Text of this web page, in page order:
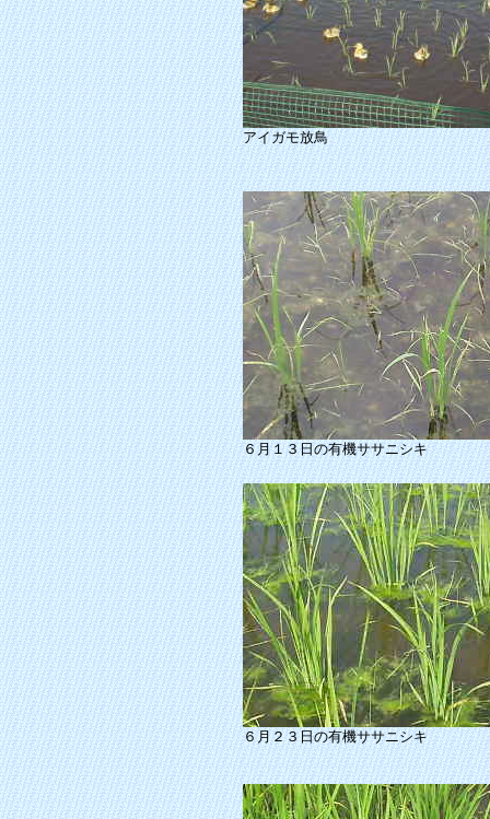
アイガモ放鳥
６月１３日の有機ササニシキ
６月２３日の有機ササニシキ